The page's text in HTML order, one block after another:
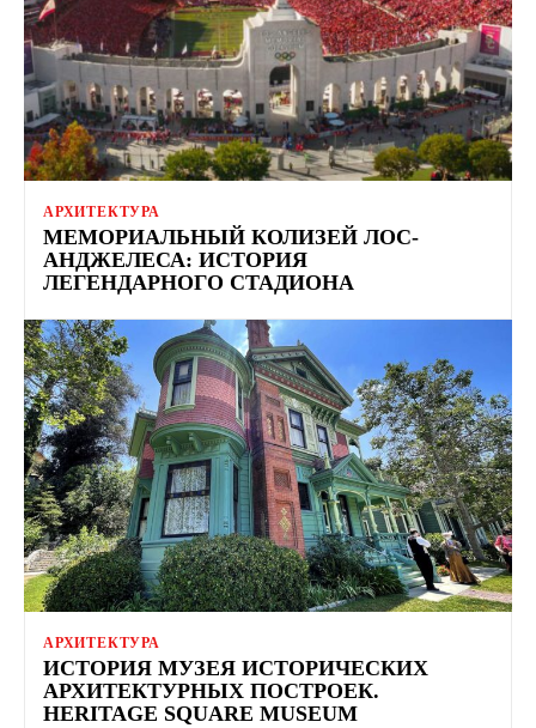
АРХИТЕКТУРА
МЕМОРИАЛЬНЫЙ КОЛИЗЕЙ ЛОС-
АНДЖЕЛЕСА: ИСТОРИЯ
ЛЕГЕНДАРНОГО СТАДИОНА
АРХИТЕКТУРА
ИСТОРИЯ МУЗЕЯ ИСТОРИЧЕСКИХ
АРХИТЕКТУРНЫХ ПОСТРОЕК.
HERITAGE SQUARE MUSEUM